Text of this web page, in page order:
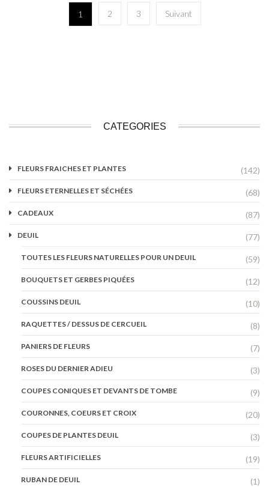
1 2 3 Suivant
CATEGORIES
FLEURS FRAICHES ET PLANTES (142)
FLEURS ETERNELLES ET SÉCHÉES (68)
CADEAUX (87)
DEUIL (77)
TOUTES LES FLEURS NATURELLES POUR UN DEUIL (59)
BOUQUETS ET GERBES PIQUÉES (12)
COUSSINS DEUIL (10)
RAQUETTES / DESSUS DE CERCUEIL (8)
PANIERS DE FLEURS (7)
ROSES DU DERNIER ADIEU (3)
COUPES CONIQUES ET DEVANTS DE TOMBE (9)
COURONNES, COEURS ET CROIX (20)
COUPES DE PLANTES DEUIL (3)
FLEURS ARTIFICIELLES (19)
RUBAN DE DEUIL (1)